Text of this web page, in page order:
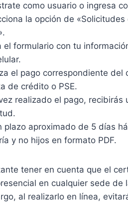
como usuario o ingresa
la opción de
el formulario con tu
el pago correspondiente
de crédito o PSE.
realizado el pago,
plazo aproximado de 5 días
y no hijos en formato PDF.
tener en cuenta que el
en cualquier sede
al realizarlo en línea,